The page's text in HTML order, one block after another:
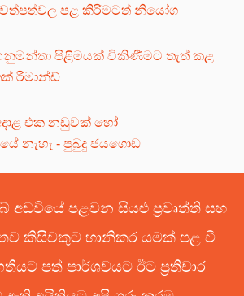
පළ කිරීමටත් නියෝග
පිළිමයක් විකිණීමට තැත් කළ
රිමාන්ඩ්
එක නඩුවක් හෝ
නැහැ - පුබුදු ජයගොඩ
අඩවියේ පළවන සියළු ප්‍රවෘත්ති සහ
කිසිවකුට හානිකර යමක් පළ වී
පත් පාර්ශවයට ඊට ප්‍රතිචාර